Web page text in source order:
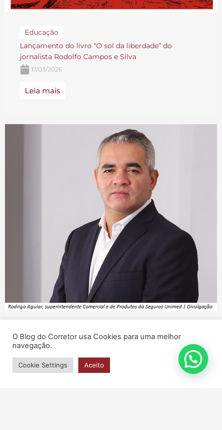
Educação
Lançamento do livro “O sol da liberdade” do
jornalista Rodolfo Campos e Silva
17/03/2026
Leia mais
Seguros Unimed amplia coberturas do Seguro
Empresarial e reforça proteção às empresas
16/03/2026
O Blog do Corretor usa Cookies para uma melhor
navegação.
Cookie Settings Aceito